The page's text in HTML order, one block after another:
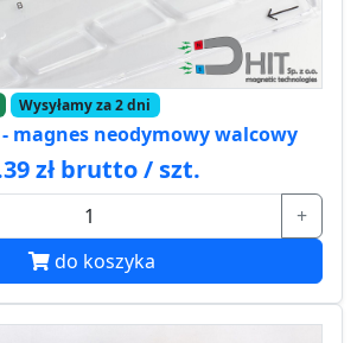
Wysyłamy za 2 dni
- magnes neodymowy walcowy
zł brutto / szt.
+
do koszyka